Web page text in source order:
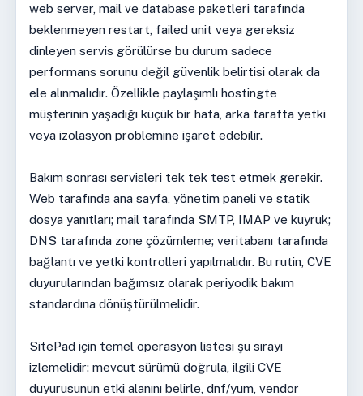
web server, mail ve database paketleri tarafında
beklenmeyen restart, failed unit veya gereksiz
dinleyen servis görülürse bu durum sadece
performans sorunu değil güvenlik belirtisi olarak da
ele alınmalıdır. Özellikle paylaşımlı hostingte
müşterinin yaşadığı küçük bir hata, arka tarafta yetki
veya izolasyon problemine işaret edebilir.
Bakım sonrası servisleri tek tek test etmek gerekir.
Web tarafında ana sayfa, yönetim paneli ve statik
dosya yanıtları; mail tarafında SMTP, IMAP ve kuyruk;
DNS tarafında zone çözümleme; veritabanı tarafında
bağlantı ve yetki kontrolleri yapılmalıdır. Bu rutin, CVE
duyurularından bağımsız olarak periyodik bakım
standardına dönüştürülmelidir.
SitePad için temel operasyon listesi şu sırayı
izlemelidir: mevcut sürümü doğrula, ilgili CVE
duyurusunun etki alanını belirle, dnf/yum, vendor